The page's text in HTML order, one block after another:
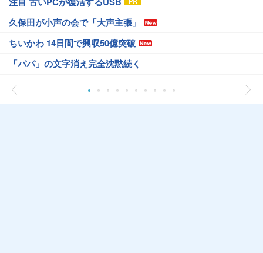
久保田が小声の会で「大声主張」
ちいかわ 14日間で興収50億突破
「パパ」の文字消え完全沈黙続く